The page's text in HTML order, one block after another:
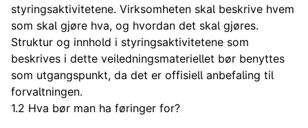
styringsaktivitetene. Virksomheten skal beskrive hvem
som skal gjøre hva, og hvordan det skal gjøres.
Struktur og innhold i styringsaktivitetene som
beskrives i dette veiledningsmateriellet bør benyttes
som utgangspunkt, da det er offisiell anbefaling til
forvaltningen.
1.2 Hva bør man ha føringer for?